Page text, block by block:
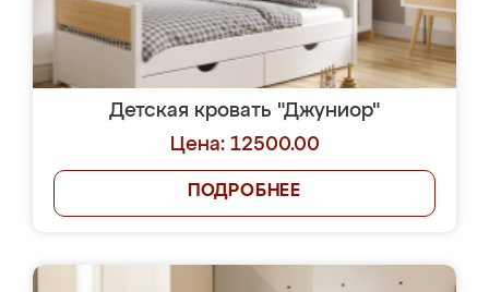
Детская кровать "Джуниор"
Цена: 12500.00
ПОДРОБНЕЕ